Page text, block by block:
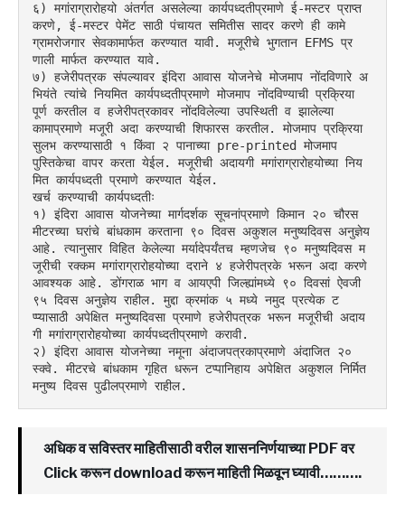
६) मगांराग्रारोहयो अंतर्गत असलेल्या कार्यपध्दतीप्रमाणे ई-मस्टर प्राप्त
करणे, ई-मस्टर पेमेंट साठी पंचायत समितीस सादर करणे ही कामे
ग्रामरोजगार सेवकामार्फत करण्यात यावी. मजूरीचे भुगतान EFMS प्र
णाली मार्फत करण्यात यावे.
७) हजेरीपत्रक संपल्यावर इंदिरा आवास योजनेचे मोजमाप नोंदविणारे अ
भियंते त्यांचे नियमित कार्यपध्दतीप्रमाणे मोजमाप नोंदविण्याची प्रक्रिया
पूर्ण करतील व हजेरीपत्रकावर नोंदविलेल्या उपस्थिती व झालेल्या
कामाप्रमाणे मजूरी अदा करण्याची शिफारस करतील. मोजमाप प्रक्रिया
सुलभ करण्यासाठी १ किंवा २ पानाच्या pre-printed मोजमाप
पुस्तिकेचा वापर करता येईल. मजूरीची अदायगी मगांराग्रारोहयोच्या निय
मित कार्यपध्दती प्रमाणे करण्यात येईल.
खर्च करण्याची कार्यपध्दतीः
१) इंदिरा आवास योजनेच्या मार्गदर्शक सूचनांप्रमाणे किमान २० चौरस
मीटरच्या घरांचे बांधकाम करताना ९० दिवस अकुशल मनुष्यदिवस अनुज्ञेय
आहे. त्यानुसार विहित केलेल्या मर्यादेपर्यंतच म्हणजेच ९० मनुष्यदिवस म
जूरीची रक्कम मगांराग्रारोहयोच्या दराने ४ हजेरीपत्रके भरून अदा करणे
आवश्यक आहे. डोंगराळ भाग व आयएपी जिल्ह्यांमध्ये ९० दिवसां ऐवजी
९५ दिवस अनुज्ञेय राहील. मुद्दा क्रमांक ५ मध्ये नमुद प्रत्येक ट
प्प्यासाठी अपेक्षित मनुष्यदिवसा प्रमाणे हजेरीपत्रक भरून मजूरीची अदाय
गी मगांराग्रारोहयोच्या कार्यपध्दतीप्रमाणे करावी.
२) इंदिरा आवास योजनेच्या नमूना अंदाजपत्रकाप्रमाणे अंदाजित २०
स्क्वे. मीटरचे बांधकाम गृहित धरून टप्पानिहाय अपेक्षित अकुशल निर्मित
मनुष्य दिवस पुढीलप्रमाणे राहील.
अधिक व सविस्तर माहितीसाठी वरील शासननिर्णयाच्या PDF वर
Click करून download करून माहिती मिळवून घ्यावी……….